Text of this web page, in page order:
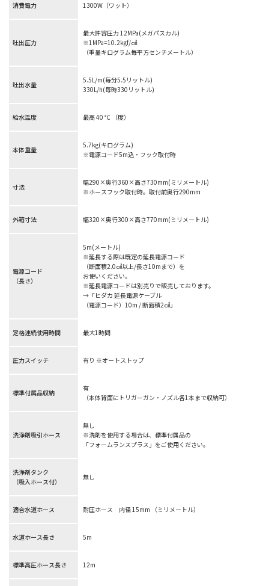
消費電力 1300W（ワット）
吐出圧力
最大許容圧力 12MPa(メガパスカル)
※1MPa=10.2kgf/㎠
（重量キログラム毎平方センチメートル）
吐出水量
5.5L/m(毎分5.5リットル)
330L/h(毎時330リットル)
給水温度 最高 40 ℃ （度）
本体重量
5.7kg(キログラム)
※電源コード5m込・フック取付時
寸法
幅290×奥行360×高さ730mm(ミリメートル)
※ホースフック取付時。取付前奥行290mm
外箱寸法 幅320×奥行300×高さ770mm(ミリメートル)
電源コード
（長さ）
5m(メートル)
※延長する際は既定の延長電源コード
（断面積2.0㎠以上/長さ10mまで）を
お使いください。
※延長電源コードは別売りで販売しております。
→「ヒダカ 延長電源ケーブル
（電源コード）10m / 断面積2㎠」
定格連続使用時間 最大1時間
圧力スイッチ 有り ※オートストップ
標準付属品収納
有
（本体背面にトリガーガン・ノズル各1本まで収納可）
洗浄剤吸引ホース
無し
※洗剤を使用する場合は、標準付属品の
「フォームランスプラス」をご使用ください。
洗浄剤タンク
（吸入ホース付）
無し
適合水道ホース 耐圧ホース 内径 15mm （ミリメートル）
水道ホース長さ 5m
標準高圧ホース長さ 12m